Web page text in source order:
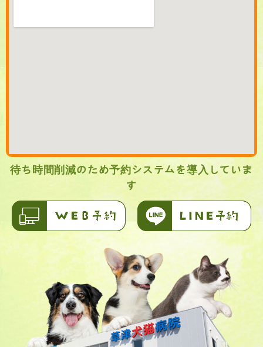
待ち時間削減のため予約システムを導入していま
す